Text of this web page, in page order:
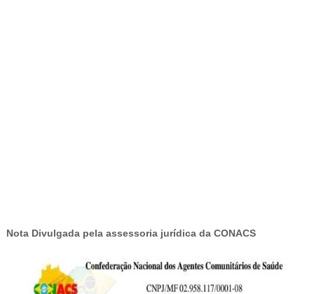
Nota Divulgada pela assessoria jurídica da CONACS